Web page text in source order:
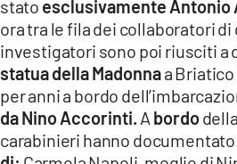
stato esclusivamente Antonio
ora tra le fila dei collaboratori di
investigatori sono poi riusciti a
statua della Madonnaa
per anni a bordo
da Nino Accorinti. A bordodella
carabinieri hanno documentato